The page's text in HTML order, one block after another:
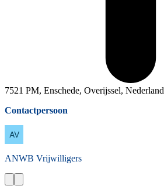
7521 PM, Enschede, Overijssel, Nederland
Contactpersoon
ANWB Vrijwilligers